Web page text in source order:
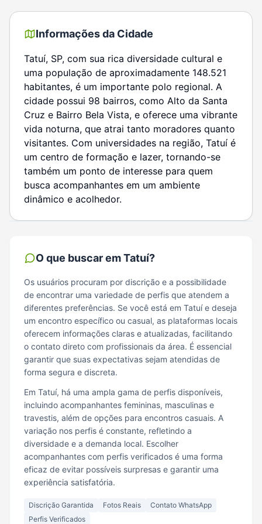
Informações da Cidade
Tatuí, SP, com sua rica diversidade cultural e
uma população de aproximadamente 148.521
habitantes, é um importante polo regional. A
cidade possui 98 bairros, como Alto da Santa
Cruz e Bairro Bela Vista, e oferece uma vibrante
vida noturna, que atrai tanto moradores quanto
visitantes. Com universidades na região, Tatuí é
um centro de formação e lazer, tornando-se
também um ponto de interesse para quem
busca acompanhantes em um ambiente
dinâmico e acolhedor.
O que buscar emTatuí?
Os usuários procuram por discrição e a possibilidade
de encontrar uma variedade de perfis que atendem a
diferentes preferências. Se você está em Tatuí e deseja
um encontro específico ou casual, as plataformas locais
oferecem informações claras e atualizadas, facilitando
o contato direto com profissionais da área. É essencial
garantir que suas expectativas sejam atendidas de
forma segura e discreta.
Em Tatuí, há uma ampla gama de perfis disponíveis,
incluindo acompanhantes femininas, masculinas e
travestis, além de opções para encontros casuais. A
variação nos perfis é constante, refletindo a
diversidade e a demanda local. Escolher
acompanhantes com perfis verificados é uma forma
eficaz de evitar possíveis surpresas e garantir uma
experiência satisfatória.
Discrição Garantida Fotos Reais
Contato WhatsApp
Perfis Verificados